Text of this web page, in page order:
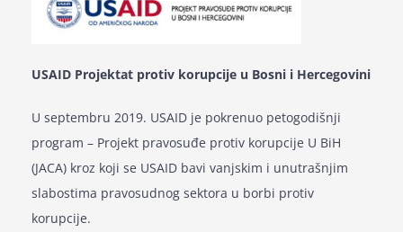
Projekti
USAID Projektat protiv korupcije u Bosni i Hercegovini
U septembru 2019. USAID je pokrenuo petogodišnji
program – Projekt pravosuđe protiv korupcije U BiH
(JACA) kroz koji se USAID bavi vanjskim i unutrašnjim
slabostima pravosudnog sektora u borbi protiv
korupcije.